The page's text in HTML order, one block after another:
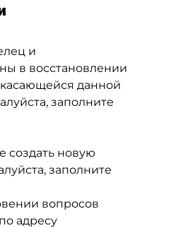
и
в восстановлении
данной
заполните
создать новую
заполните
вопросов
адресу